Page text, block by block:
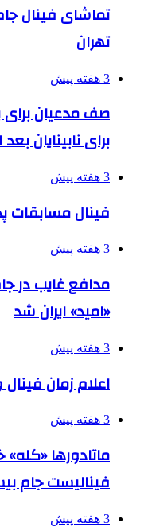
تماشای فینال
تهران
3 هفته پیش
صف مدعیان برای
برای نابینایان بعد از ۱۲
3 هفته پیش
فینال مسابقات
3 هفته پیش
مدافع غایب در
«امید» ایران شد
3 هفته پیش
اعلام زمان فینال
3 هفته پیش
ماتادورها
فینالیست جام
3 هفته پیش